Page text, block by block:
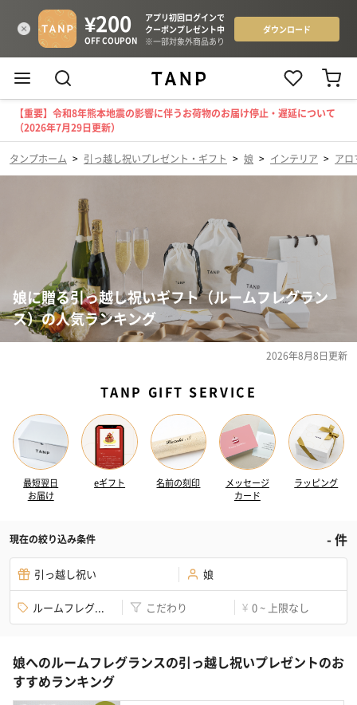
【重要】令和8年熊本地震の影響に伴うお荷物のお届け停止・遅延について
（2026年7月29日更新）
タンプホーム > 引っ越し祝いプレゼント・ギフト > 娘 > インテリア > アロ
娘に贈る引っ越し祝いギフト（ルームフレグラン
ス）の人気ランキング
2026年8月8日更新
TANP GIFT SERVICE
最短翌日
お届け
eギフト 名前の刻印
メッセージ
カード
ラッピング
現在の絞り込み条件 -件
引っ越し祝い 娘
ルームフレグ... こだわり ¥ 0 ~ 上限なし
娘へのルームフレグランスの引っ越し祝いプレゼントのお
すすめランキング